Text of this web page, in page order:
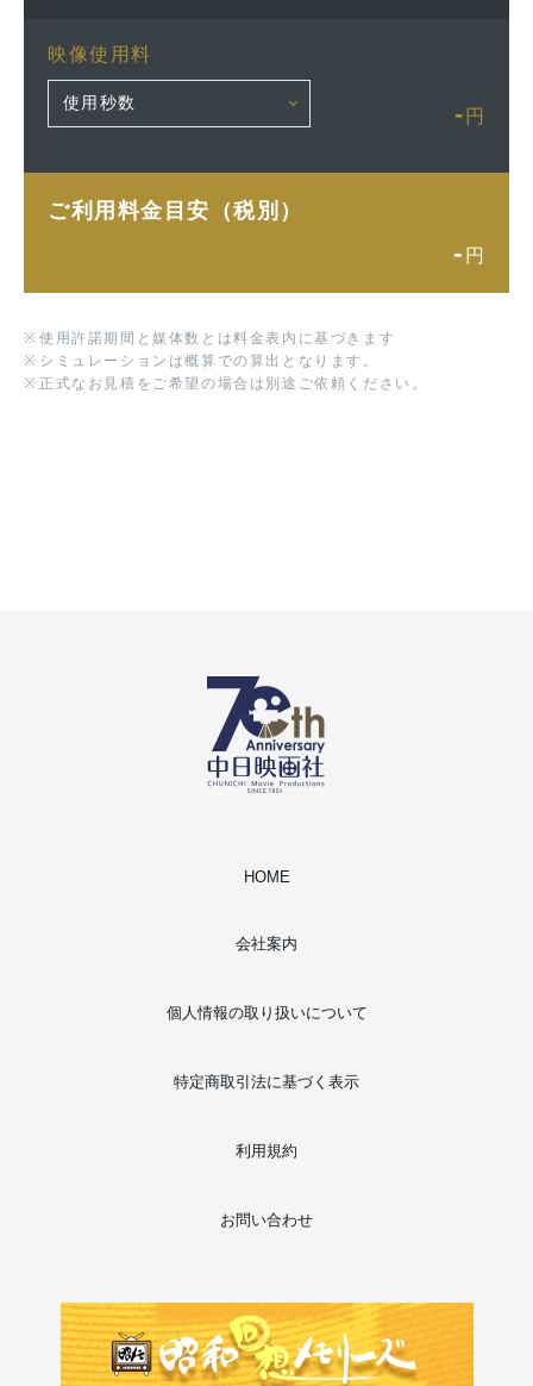
映像使用料
- 円
ご利用料金目安（税別）
- 円
※ 使用許諾期間と媒体数とは料金表内に基づきます
※ シミュレーションは概算での算出となります。
※ 正式なお見積をご希望の場合は別途ご依頼ください。
HOME
会社案内
個人情報の取り扱いについて
特定商取引法に基づく表示
利用規約
お問い合わせ